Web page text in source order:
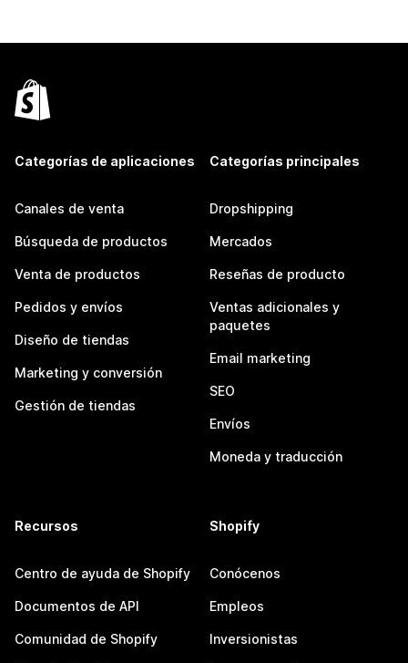
Categorías de aplicaciones
Canales de venta
Búsqueda de productos
Venta de productos
Pedidos y envíos
Diseño de tiendas
Marketing y conversión
Gestión de tiendas
Categorías principales
Dropshipping
Mercados
Reseñas de producto
Ventas adicionales y
paquetes
Email marketing
SEO
Envíos
Moneda y traducción
Recursos
Centro de ayuda de Shopify
Documentos de API
Comunidad de Shopify
Shopify
Conócenos
Empleos
Inversionistas